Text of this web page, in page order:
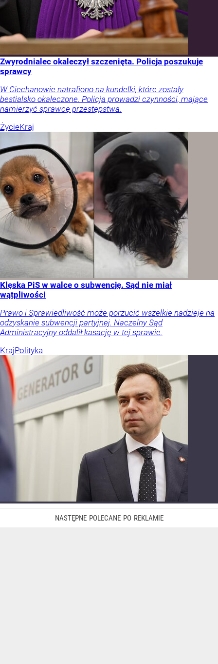
Zwyrodnialec okaleczył szczenięta. Policja poszukuje
sprawcy
W Ciechanowie natrafiono na kundelki, które zostały
bestialsko okaleczone. Policja prowadzi czynności, mające
namierzyć sprawcę przestępstwa.
ŻycieKraj
Klęska PiS w walce o subwencję. Sąd nie miał
wątpliwości
Prawo i Sprawiedliwość może porzucić wszelkie nadzieje na
odzyskanie subwencji partyjnej. Naczelny Sąd
Administracyjny oddalił kasację w tej sprawie.
KrajPolityka